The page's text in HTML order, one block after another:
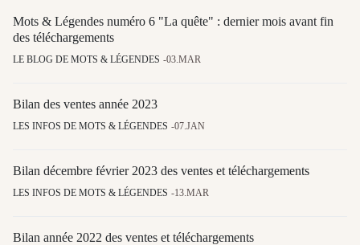
Mots & Légendes numéro 6 "La quête" : dernier mois avant fin
des téléchargements
LE BLOG DE MOTS & LÉGENDES 03.MAR
Bilan des ventes année 2023
LES INFOS DE MOTS & LÉGENDES 07.JAN
Bilan décembre février 2023 des ventes et téléchargements
LES INFOS DE MOTS & LÉGENDES 13.MAR
Bilan année 2022 des ventes et téléchargements